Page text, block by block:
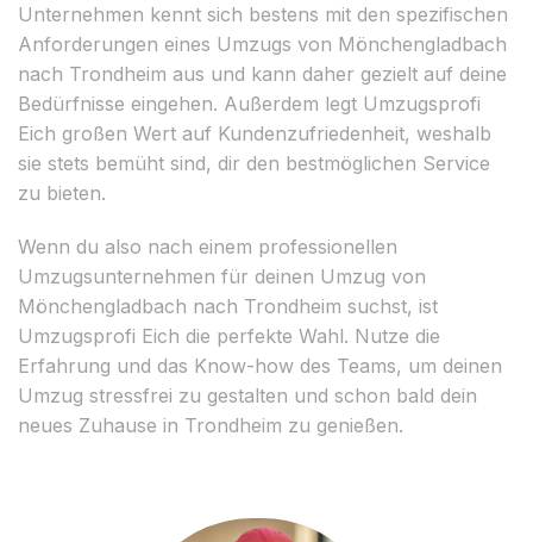
Unternehmen kennt sich bestens mit den spezifischen
Anforderungen eines Umzugs von Mönchengladbach
nach Trondheim aus und kann daher gezielt auf deine
Bedürfnisse eingehen. Außerdem legt Umzugsprofi
Eich großen Wert auf Kundenzufriedenheit, weshalb
sie stets bemüht sind, dir den bestmöglichen Service
zu bieten.
Wenn du also nach einem professionellen
Umzugsunternehmen für deinen Umzug von
Mönchengladbach nach Trondheim suchst, ist
Umzugsprofi Eich die perfekte Wahl. Nutze die
Erfahrung und das Know-how des Teams, um deinen
Umzug stressfrei zu gestalten und schon bald dein
neues Zuhause in Trondheim zu genießen.